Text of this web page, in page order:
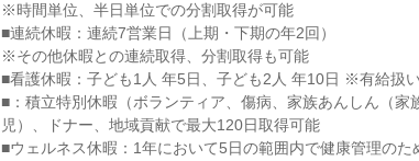
※時間単位、半日単位での分割取得が可能
■連続休暇：連続7営業日（上期・下期の年2回）
※その他休暇との連続取得、分割取得も可能
■看護休暇：子ども1人 年5日、子ども2人 年10日 ※有給扱い
■：積立特別休暇（ボランティア、傷病、家族あんしん（
児）、ドナー、地域貢献で最大120日取得可能
■ウェルネス休暇：1年において5日の範囲内で健康管理のた